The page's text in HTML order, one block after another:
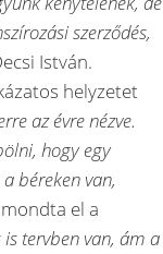
szerződés,
István.
helyzetet
az évre nézve.
hogy egy
béreken van,
el a
tervben van, ám a